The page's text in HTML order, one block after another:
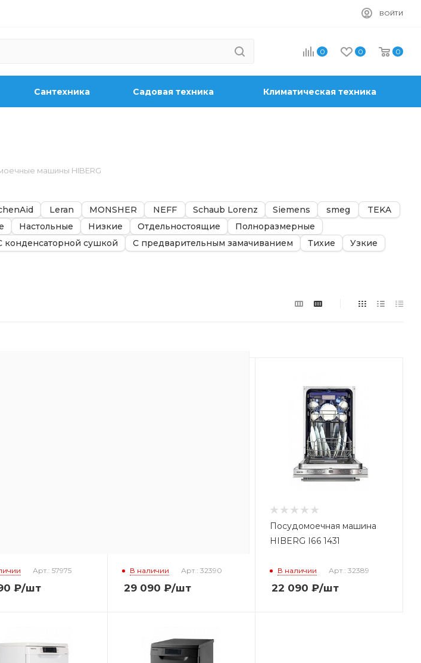
ВОЙТИ
0 0 0
Сантехника Садовая техника Климатическая техника
машины HIBERG
Leran MONSHER NEFF Schaub Lorenz Siemens smeg
TEKA
Настольные Низкие Отдельностоящие
Полноразмерные
конденсаторной сушкой С предварительным замачиванием Тихие
Узкие
Арт.: 57975
₽/шт
В наличии Арт.: 32390
29 090 ₽/шт
Посудомоечная машина
HIBERG I66 1431
В наличии Арт.: 32389
22 090 ₽/шт